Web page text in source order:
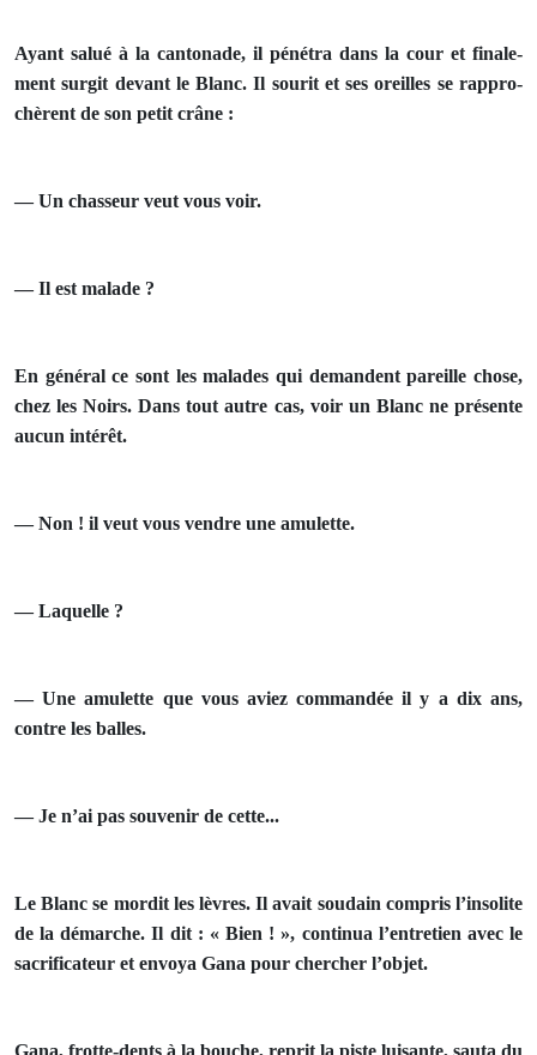
Ayant salué à la cantonade, il pénétra dans la cour et finale­
ment surgit devant le Blanc. Il sourit et ses oreilles se rappro­
chèrent de son petit crâne :
— Un chasseur veut vous voir.
— Il est malade ?
En général ce sont les malades qui demandent pareille chose,
chez les Noirs. Dans tout autre cas, voir un Blanc ne présente
aucun intérêt.
— Non ! il veut vous vendre une amulette.
— Laquelle ?
— Une amulette que vous aviez commandée il y a dix ans,
contre les balles.
— Je n’ai pas souvenir de cette...
Le Blanc se mordit les lèvres. Il avait soudain compris l’inso­lite
de la démarche. Il dit : « Bien ! », continua l’entretien avec le
sacrificateur et envoya Gana pour chercher l’objet.
Gana, frotte-dents à la bouche, reprit la piste luisante, sauta du